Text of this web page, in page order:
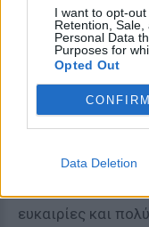
I want to opt-out
Retention,
Personal Data
Purposes for
Opted Out
CONFIRM
Data Deletion
τουριστών από
όπως είπε
με πληθυσμό
20% αυτών είναι
έχουν
ελπίζω να το
Μεταξύ άλλων, ο
ευκαιρίες και